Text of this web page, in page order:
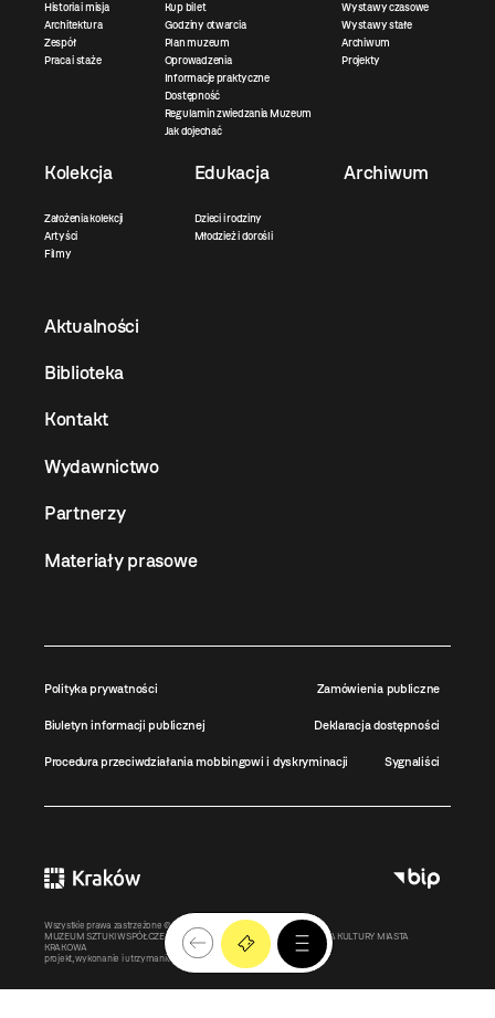
Historia i misja
Architektura
Zespół
Praca i staże
Kup bilet
Godziny otwarcia
Plan muzeum
Oprowadzenia
Informacje praktyczne
Dostępność
Regulamin zwiedzania Muzeum
Jak dojechać
Wystawy czasowe
Wystawy stałe
Archiwum
Projekty
Kolekcja
Założenia kolekcji
Artyści
Filmy
Edukacja
Dzieci i rodziny
Młodzież i dorośli
Archiwum
Aktualności
Biblioteka
Kontakt
Wydawnictwo
Partnerzy
Materiały prasowe
Polityka prywatności Zamówienia publiczne
Biuletyn informacji publicznej Deklaracja dostępności
Procedura przeciwdziałania mobbingowi i dyskryminacji Sygnaliści
Wszystkie prawa zastrzeżone ©MOCAK
2011-2026
MUZEUM SZTUKI WSPÓŁCZESNEJ W KRAKOWIE MOCAK – INSTYTUCJA KULTURY MIASTA
KRAKOWA
projekt, wykonanie i utrzymanie:
Bonjour.pl